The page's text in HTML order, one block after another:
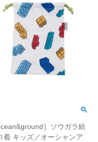
］ソウガラ給
着 キッズ／オーシャンア